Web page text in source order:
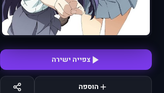
צפייה ישירה
הוספה